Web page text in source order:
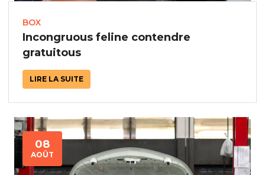
BOX
Incongruous feline contendre
gratuitous
LIRE LA SUITE
08
AOÛT